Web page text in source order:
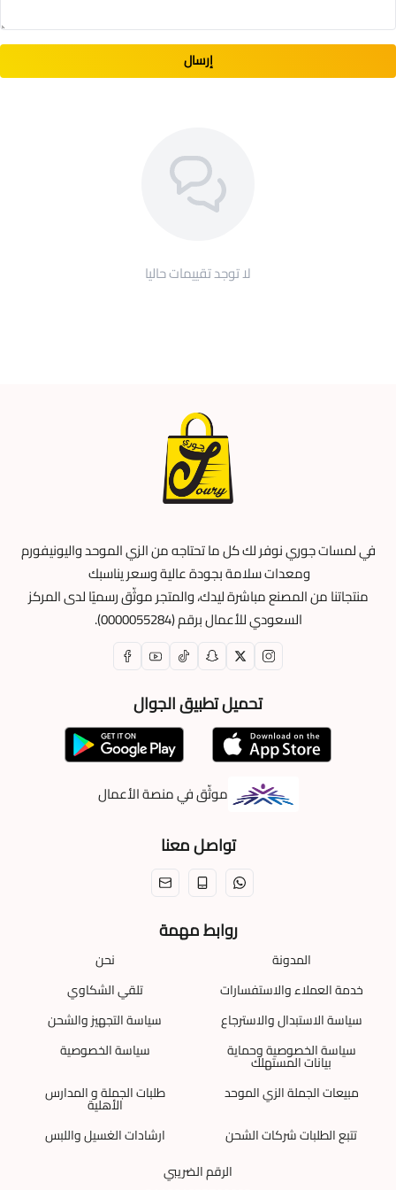
ذو ديمومة طويلة: قد تستمر لسنوات عديدة، فهو متين لا
يهترأ مهما كثر استخدامه، ومقاوم للتجعد والانكماش مع
ثياتية عالية للون.
طريقة العناية بمنتج سديري مطرز بشعار وزارة
يمكن تنظيف سديري مطرز بشعار وزارة الصحة بطريقة سهلة
يُغسل مع ملابس مماثلة في طبيعة القماش.
يُعلّق الزي خارجاً حتى يجف.
لا يحتاج للكوي دائماً، ويُنصح بالاعتماد على درجات حرارة
اطلب الآن سديري وزارة الصحة باللون البيج
من موقع jourisa،
فأنت تستحق أن تبرز بإطلالة انيقة واحترافية في اوقات العمل،
كما نضمن لك توفير أفضل المنتجات المصممة لتوفير الراحة لك
مع ضمان العملية وبأسعار رائعة لا تُقاوم.
إرسال
لا توجد تقييمات حاليا
في لمسات جوري نوفر لك كل ما تحتاجه من الزي الموحد واليونيفورم
ومعدات سلامة بجودة عالية وسعر يناسبك
منتجاتنا من المصنع مباشرة ليدك، والمتجر موثّق رسميًا لدى المركز
السعودي للأعمال برقم (0000055284).
تحميل تطبيق الجوال
موثّق في منصة الأعمال
تواصل معنا
روابط مهمة
المدونة
نحن
خدمة العملاء والاستفسارات
تلقي الشكاوي
سياسة الاستبدال والاسترجاع
سياسة التجهيز والشحن
سياسة الخصوصية وحماية
بيانات المستهلك
سياسة الخصوصية
مبيعات الجملة الزي الموحد
طلبات الجملة و المدارس
الأهلية
تتبع الطلبات شركات الشحن
ارشادات الغسيل واللبس
الرقم الضريبي